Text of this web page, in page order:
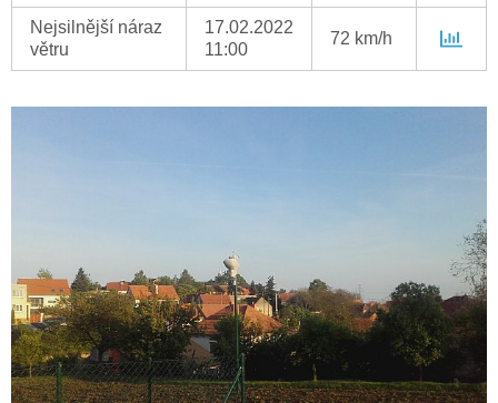
Nejsilnější náraz
větru
17.02.2022
11:00
72 km/h